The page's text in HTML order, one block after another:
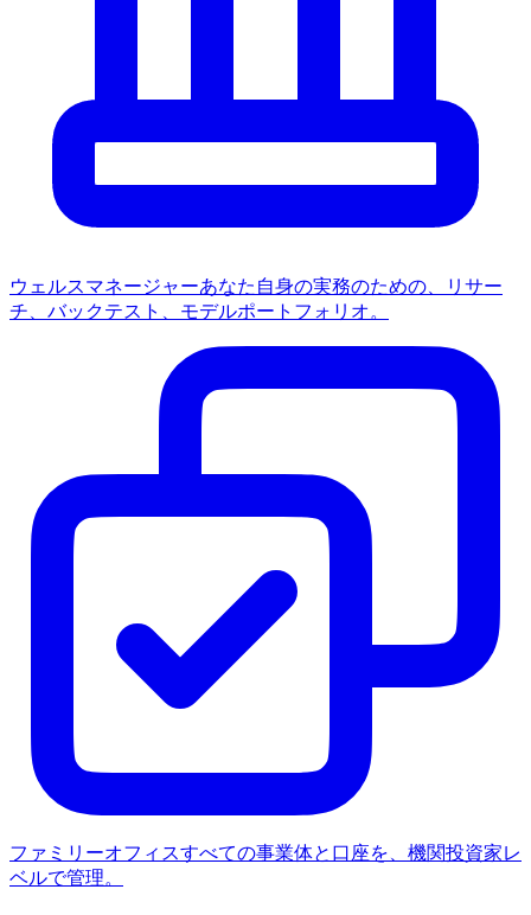
ウェルスマネージャーあなた自身の実務のための、リサー
チ、バックテスト、モデルポートフォリオ。
ファミリーオフィスすべての事業体と口座を、機関投資家レ
ベルで管理。